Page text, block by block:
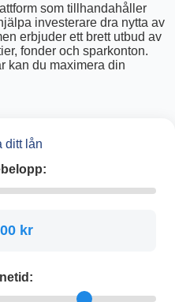
som tillhandahåller
investerare dra nytta av
erbjuder ett brett utbud av
fonder och sparkonton.
kan du maximera din
ditt lån
kr